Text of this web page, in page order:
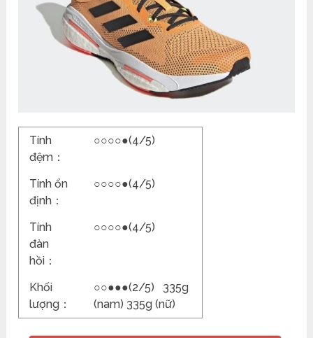
Tính
đệm：
○○○○●(4/5)
Tính ổn
định：
○○○○●(4/5)
Tính
đàn
hồi：
○○○○●(4/5)
Khối
lượng：
○○●●●(2/5) 335g
(nam) 335g (nữ)